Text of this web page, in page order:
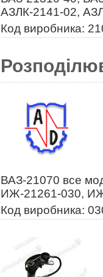
АЗЛК-2141-02,
Код виробника:
ВАЗ-21070 все
ИЖ-21261-030,
Код виробника: